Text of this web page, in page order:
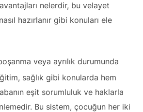
nelerdir, bu velayet
hazırlanır gibi konuları ele
veya ayrılık durumunda
sağlık gibi konularda hem
eşit sorumluluk ve haklarla
Bu sistem, çocuğun her iki